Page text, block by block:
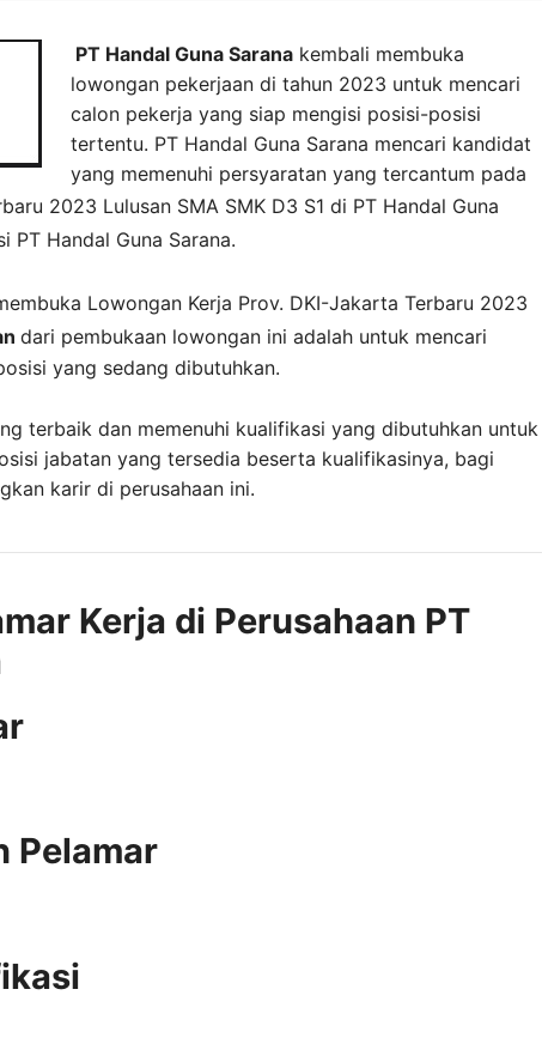
PT Handal Guna Sarana kembali membuka
lowongan pekerjaan di tahun 2023 untuk mencari
calon pekerja yang siap mengisi posisi-posisi
tertentu. PT Handal Guna Sarana mencari kandidat
yang memenuhi persyaratan yang tercantum pada
2023 Lulusan SMA SMK D3 S1 di PT Handal Guna
PT Handal Guna Sarana.
Lowongan Kerja Prov. DKI-Jakarta Terbaru 2023
dari pembukaan lowongan ini adalah untuk mencari
yang sedang dibutuhkan.
terbaik dan memenuhi kualifikasi yang dibutuhkan untuk
jabatan yang tersedia beserta kualifikasinya, bagi
karir di perusahaan ini.
Kerja di Perusahaan PT
Pelamar